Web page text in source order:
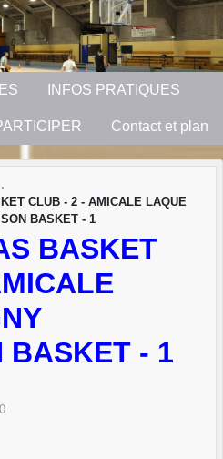
INFOS PRATIQUES
Contact et plan
CLUB - 2 - AMICALE LAQUE
BASKET - 1
BASKET
BASKET - 1